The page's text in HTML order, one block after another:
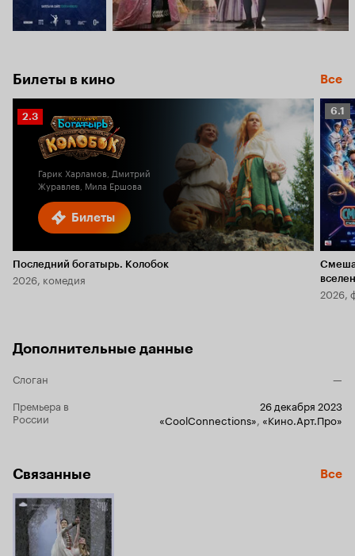
Билеты в кино Все
Билеты
Рейтинг
Кинопоиска
2.3
Гарик Харламов, Дмитрий
Журавлев, Мила Ершова
Последний богатырь. Колобок
2026, комедия
6.1
6.1
2026,
Дополнительные данные
Слоган
—
Премьера в
России
26 декабря 2023
«CoolConnections» «Кино.Арт.Про»
Связанные Все